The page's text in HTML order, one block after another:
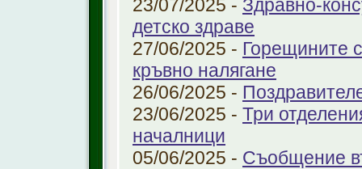
23/07/2025 - Здравно-
детско здраве
27/06/2025 - Горещините
кръвно налягане
26/06/2025 -
23/06/2025 - Три
началници
05/06/2025 - Съобщение